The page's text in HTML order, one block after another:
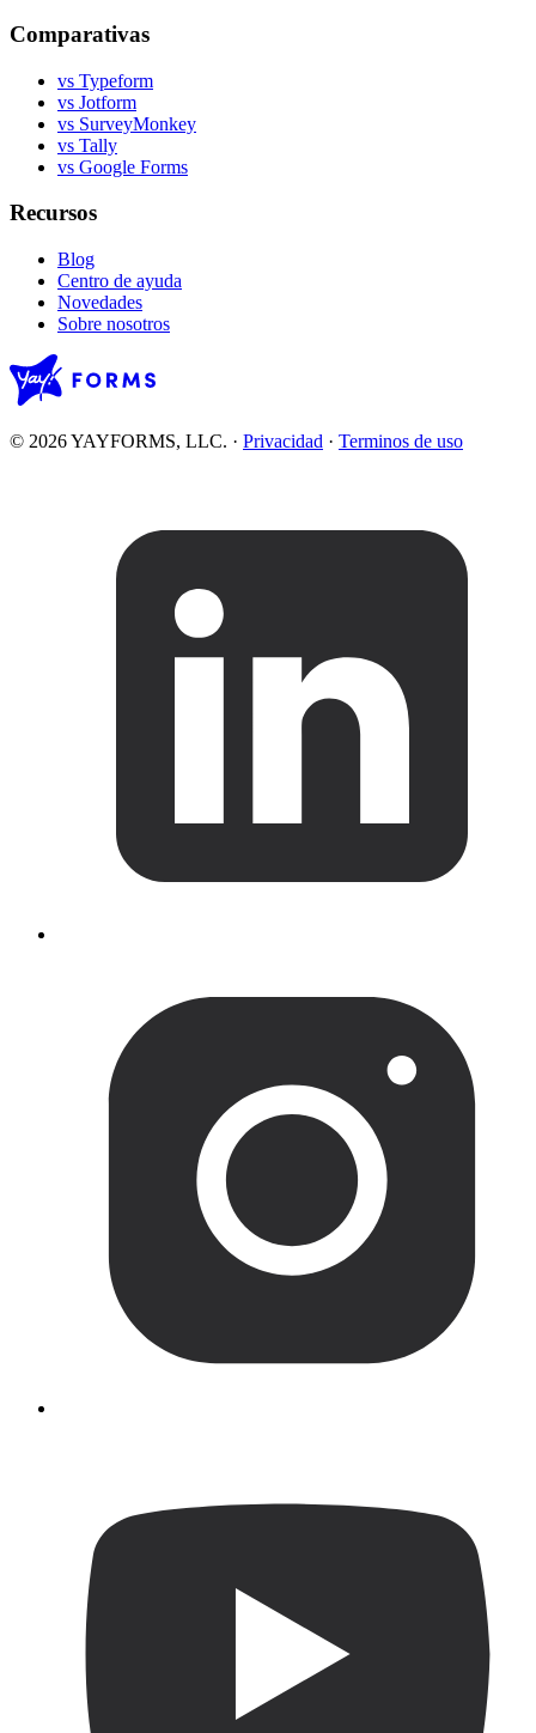
Comparativas
vs Typeform
vs Jotform
vs SurveyMonkey
vs Tally
vs Google Forms
Recursos
Blog
Centro de ayuda
Novedades
Sobre nosotros
© 2026 YAYFORMS, LLC. · Privacidad · Terminos de uso